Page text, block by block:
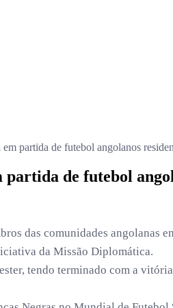
partida de futebol angolanos
de futebol
das comunidades angolanas
da Missão Diplomática.
tendo terminado com a